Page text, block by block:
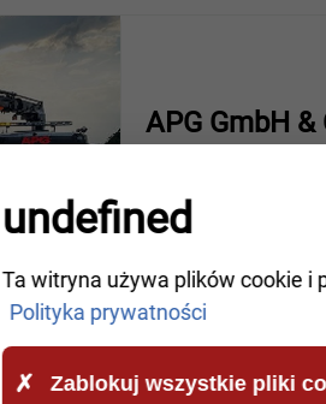
APG GmbH
Firma
Serwis całodobowy:
undefined
Ta witryna używa plików cookie i
Polityka prywatności
Zablokuj wszystkie pliki